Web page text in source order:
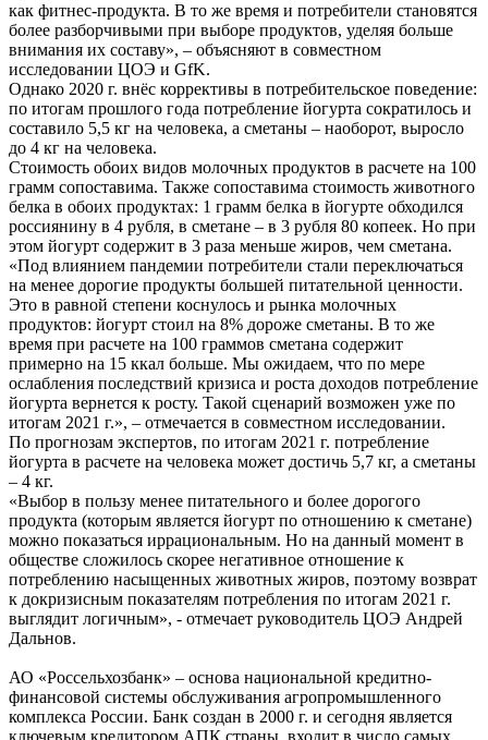
как фитнес-продукта. В то же время и потребители становятся
более разборчивыми при выборе продуктов, уделяя больше
внимания их составу», – объясняют в совместном
исследовании ЦОЭ и GfK.
Однако 2020 г. внёс коррективы в потребительское поведение:
по итогам прошлого года потребление йогурта сократилось и
составило 5,5 кг на человека, а сметаны – наоборот, выросло
до 4 кг на человека.
Стоимость обоих видов молочных продуктов в расчете на 100
грамм сопоставима. Также сопоставима стоимость животного
белка в обоих продуктах: 1 грамм белка в йогурте обходился
россиянину в 4 рубля, в сметане – в 3 рубля 80 копеек. Но при
этом йогурт содержит в 3 раза меньше жиров, чем сметана.
«Под влиянием пандемии потребители стали переключаться
на менее дорогие продукты большей питательной ценности.
Это в равной степени коснулось и рынка молочных
продуктов: йогурт стоил на 8% дороже сметаны. В то же
время при расчете на 100 граммов сметана содержит
примерно на 15 ккал больше. Мы ожидаем, что по мере
ослабления последствий кризиса и роста доходов потребление
йогурта вернется к росту. Такой сценарий возможен уже по
итогам 2021 г.», – отмечается в совместном исследовании.
По прогнозам экспертов, по итогам 2021 г. потребление
йогурта в расчете на человека может достичь 5,7 кг, а сметаны
– 4 кг.
«Выбор в пользу менее питательного и более дорогого
продукта (которым является йогурт по отношению к сметане)
можно показаться иррациональным. Но на данный момент в
обществе сложилось скорее негативное отношение к
потреблению насыщенных животных жиров, поэтому возврат
к докризисным показателям потребления по итогам 2021 г.
выглядит логичным», - отмечает руководитель ЦОЭ Андрей
Дальнов.
АО «Россельхозбанк» – основа национальной кредитно-
финансовой системы обслуживания агропромышленного
комплекса России. Банк создан в 2000 г. и сегодня является
ключевым кредитором АПК страны, входит в число самых